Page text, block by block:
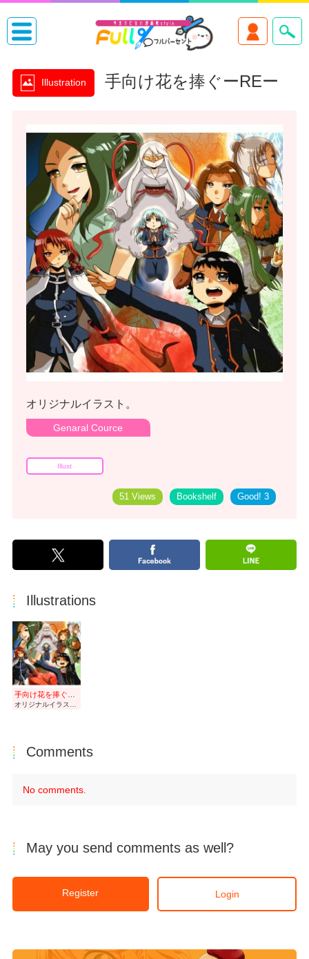
Illustration 手向け花を捧ぐーREー
オリジナルイラスト。
Genaral Cource
Illust
Good! 3
Bookshelf
51 Views
Illustrations
Comments
No comments.
May you send comments as well?
Register Login